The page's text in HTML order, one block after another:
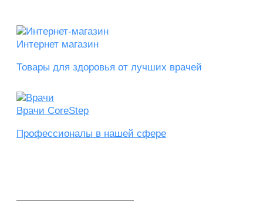
Интернет магазин
Товары для здоровья от лучших врачей
Врачи CoreStep
Профессионалы в нашей сфере